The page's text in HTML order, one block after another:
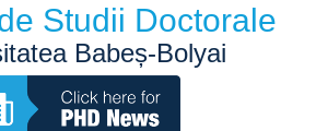
Studii Doctorale
Babeș-Bolyai